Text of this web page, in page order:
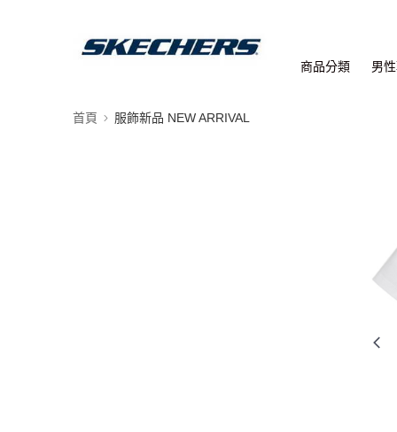
商品分類 男
首頁 服飾新品 NEW ARRIVAL